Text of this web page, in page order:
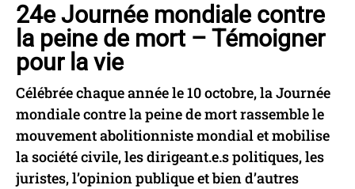
24e Journée mondiale contre
la peine de mort – Témoigner
pour la vie
Célébrée chaque année le 10 octobre, la Journée
mondiale contre la peine de mort rassemble le
mouvement abolitionniste mondial et mobilise
la société civile, les dirigeant.e.s politiques, les
juristes, l’opinion publique et bien d’autres